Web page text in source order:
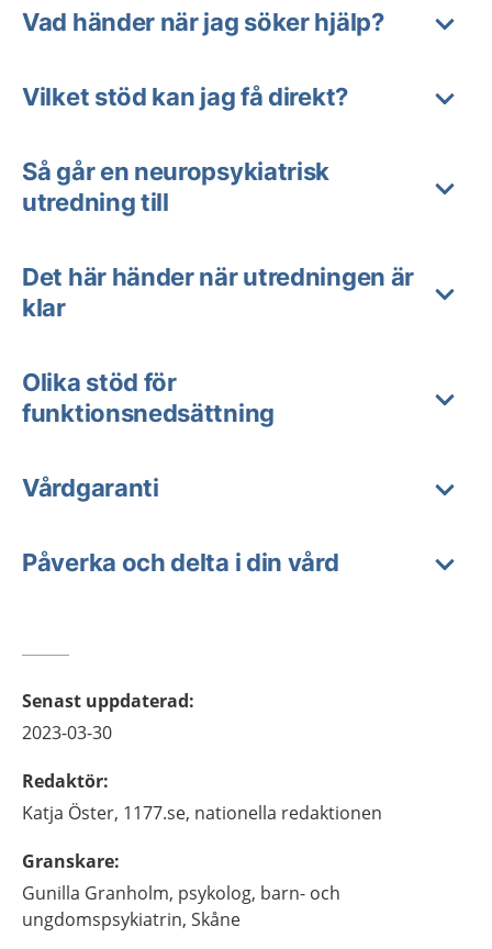
Vad händer när jag söker hjälp?
Vilket stöd kan jag få direkt?
Så går en neuropsykiatrisk
utredning till
Det här händer när utredningen är
klar
Olika stöd för
funktionsnedsättning
Vårdgaranti
Påverka och delta i din vård
Senast uppdaterad:
2023-03-30
Redaktör:
Katja Öster, 1177.se, nationella redaktionen
Granskare:
Gunilla Granholm, psykolog, barn- och
ungdomspsykiatrin, Skåne